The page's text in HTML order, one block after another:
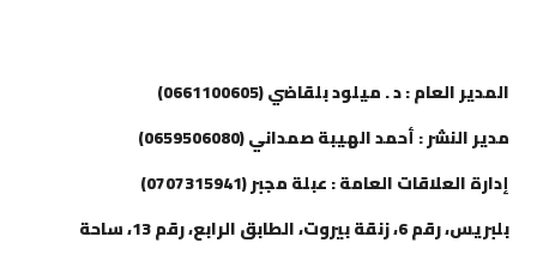
المدير العام : د . ميلود بلقاضي (0661100605)
مدير النشر : أحمد الهيبة صمداني (0659506080)
إدارة العلاقات العامة : عبلة مجبر (0707315941)
بلبريس، رقم 6، زنقة بيروت، الطابق الرابع، رقم 13، ساحة